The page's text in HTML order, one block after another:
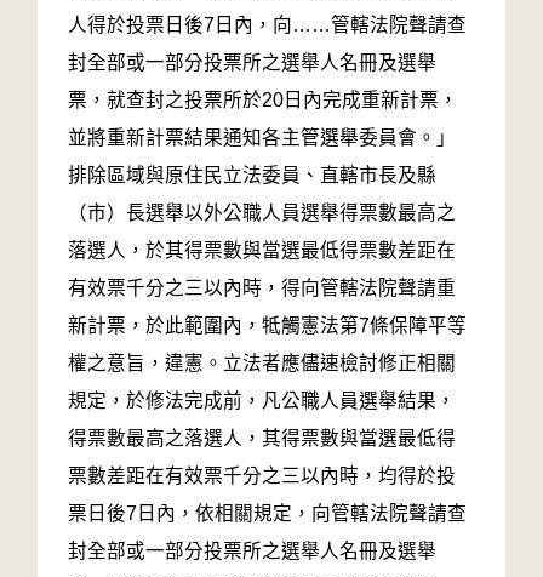
人得於投票日後7日內，向……管轄法院聲請查
封全部或一部分投票所之選舉人名冊及選舉
票，就查封之投票所於20日內完成重新計票，
並將重新計票結果通知各主管選舉委員會。」
排除區域與原住民立法委員、直轄市長及縣
（市）長選舉以外公職人員選舉得票數最高之
落選人，於其得票數與當選最低得票數差距在
有效票千分之三以內時，得向管轄法院聲請重
新計票，於此範圍內，牴觸憲法第7條保障平等
權之意旨，違憲。立法者應儘速檢討修正相關
規定，於修法完成前，凡公職人員選舉結果，
得票數最高之落選人，其得票數與當選最低得
票數差距在有效票千分之三以內時，均得於投
票日後7日內，依相關規定，向管轄法院聲請查
封全部或一部分投票所之選舉人名冊及選舉